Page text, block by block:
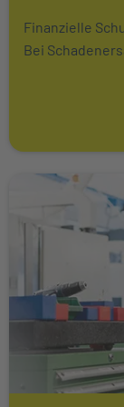
Finanzielle
Bei
Weiter zu